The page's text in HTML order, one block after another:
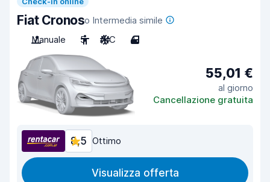
Fiat Cronoso Intermedia simile
Manuale
5 A/C 4
55,01 €
al giorno
Cancellazione gratuita
8,5 Ottimo
Visualizza offerta